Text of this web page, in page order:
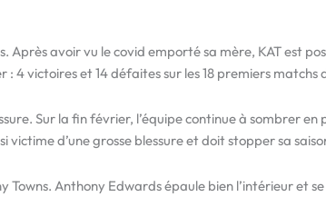
avoir vu le covid emporté sa mère, KAT est
4 victoires et 14 défaites sur les 18 premiers matchs
Sur la fin février, l’équipe continue à sombrer
d’une grosse blessure et doit stopper sa
Anthony Edwards épaule bien l’intérieur et